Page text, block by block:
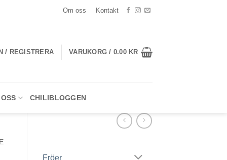
Om oss Kontakt
/ REGISTRERA VARUKORG / 0.00 KR
CHILIBLOGGEN
Fröer